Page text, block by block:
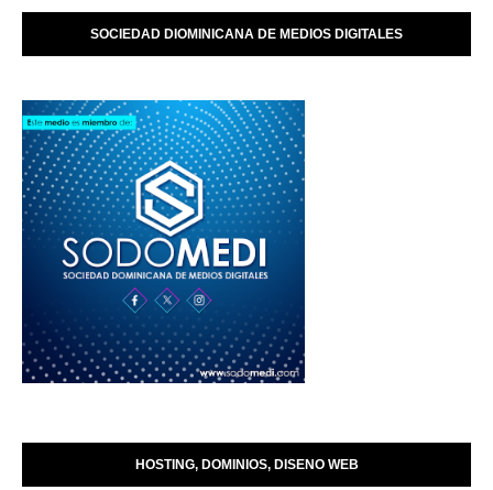
SOCIEDAD DIOMINICANA DE MEDIOS DIGITALES
HOSTING, DOMINIOS, DISENO WEB